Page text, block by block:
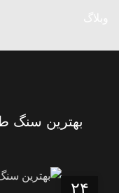
بهترین سنگ
۲۴